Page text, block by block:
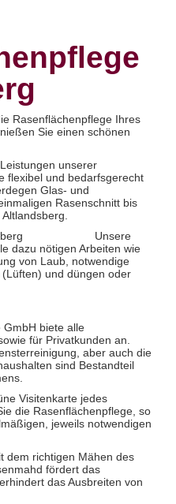
Rasenflächenpflege Ihres
Sie einen schönen
unserer
flexibel und bedarfsgerecht
Glas- und
Rasenschnitt bis
Unsere
dazu nötigen Arbeiten wie
von Laub, notwendige
und düngen oder
GmbH biete alle
für Privatkunden an.
aber auch die
sind Bestandteil
Visitenkarte jedes
die Rasenflächenpflege, so
jeweils notwendigen
dem richtigen Mähen des
fördert das
das Ausbreiten von